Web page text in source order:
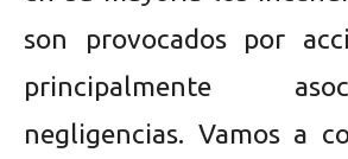
son provocados por
principalmente
negligencias. Vamos a